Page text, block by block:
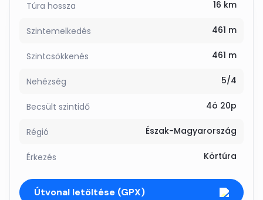
Túra hossza 16 km
Szintemelkedés 461 m
Szintcsökkenés 461 m
Nehézség 5/4
Becsült szintidő 4ó 20p
Régió Észak-Magyarország
Érkezés Körtúra
Útvonal letöltése (GPX)